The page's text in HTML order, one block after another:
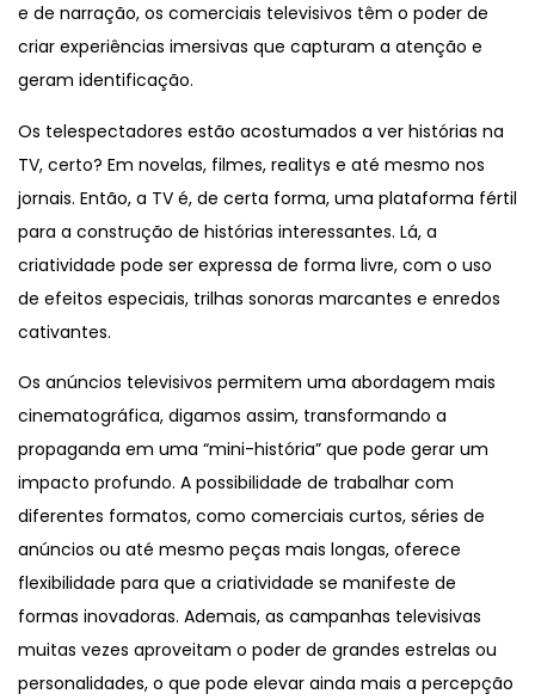
e de narração, os comerciais televisivos têm o poder de
criar experiências imersivas que capturam a atenção e
geram identificação.
Os telespectadores estão acostumados a ver histórias na
TV, certo? Em novelas, filmes, realitys e até mesmo nos
jornais. Então, a TV é, de certa forma, uma plataforma fértil
para a construção de histórias interessantes. Lá, a
criatividade pode ser expressa de forma livre, com o uso
de efeitos especiais, trilhas sonoras marcantes e enredos
cativantes.
Os anúncios televisivos permitem uma abordagem mais
cinematográfica, digamos assim, transformando a
propaganda em uma “mini-história” que pode gerar um
impacto profundo. A possibilidade de trabalhar com
diferentes formatos, como comerciais curtos, séries de
anúncios ou até mesmo peças mais longas, oferece
flexibilidade para que a criatividade se manifeste de
formas inovadoras. Ademais, as campanhas televisivas
muitas vezes aproveitam o poder de grandes estrelas ou
personalidades, o que pode elevar ainda mais a percepção